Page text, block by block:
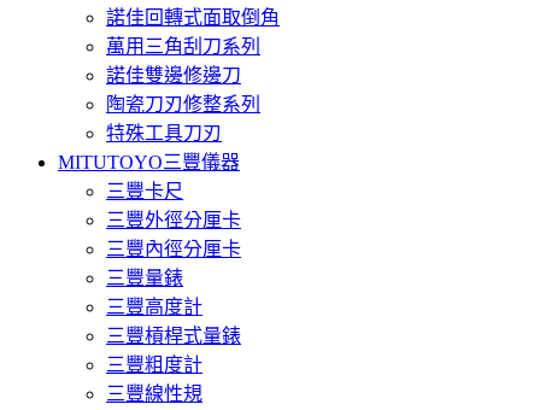
諾佳回轉式面取倒角
萬用三角刮刀系列
諾佳雙邊修邊刀
陶瓷刀刃修整系列
特殊工具刀刃
MITUTOYO三豐儀器
三豐卡尺
三豐外徑分厘卡
三豐內徑分厘卡
三豐量錶
三豐高度計
三豐槓桿式量錶
三豐粗度計
三豐線性規